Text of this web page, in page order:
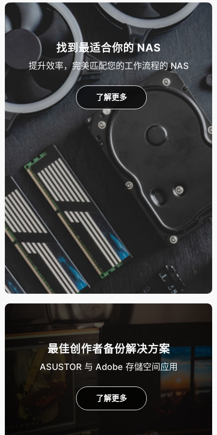
找到最适合你的 NAS
提升效率，完美匹配您的工作流程的 NAS
了解更多
最佳创作者备份解决方案
ASUSTOR 与 Adobe 存儲空间应用
了解更多